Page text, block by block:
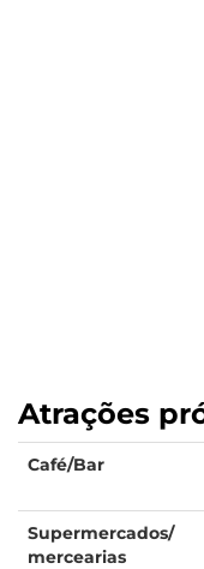
Atrações
Café/Bar
Supermercados/
mercearias